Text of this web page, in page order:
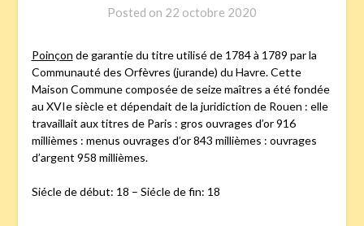
Posted on 22 octobre 2020
Poinçon de garantie du titre utilisé de 1784 à 1789 par la
Communauté des Orfèvres (jurande) du Havre. Cette
Maison Commune composée de seize maîtres a été fondée
au XVIe siècle et dépendait de la juridiction de Rouen : elle
travaillait aux titres de Paris : gros ouvrages d’or 916
millièmes : menus ouvrages d’or 843 millièmes : ouvrages
d’argent 958 millièmes.
Siécle de début: 18 – Siécle de fin: 18